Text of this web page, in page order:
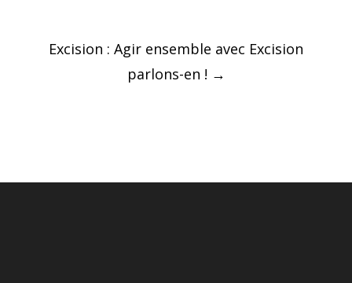
Post
navigation
Excision : Agir ensemble avec Excision
parlons-en ! →